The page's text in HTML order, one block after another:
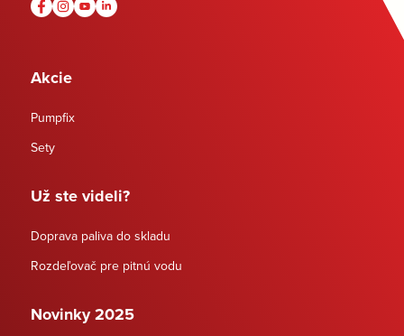
Akcie
Pumpfix
Sety
Už ste videli?
Doprava paliva do skladu
Rozdeľovač pre pitnú vodu
Novinky 2025